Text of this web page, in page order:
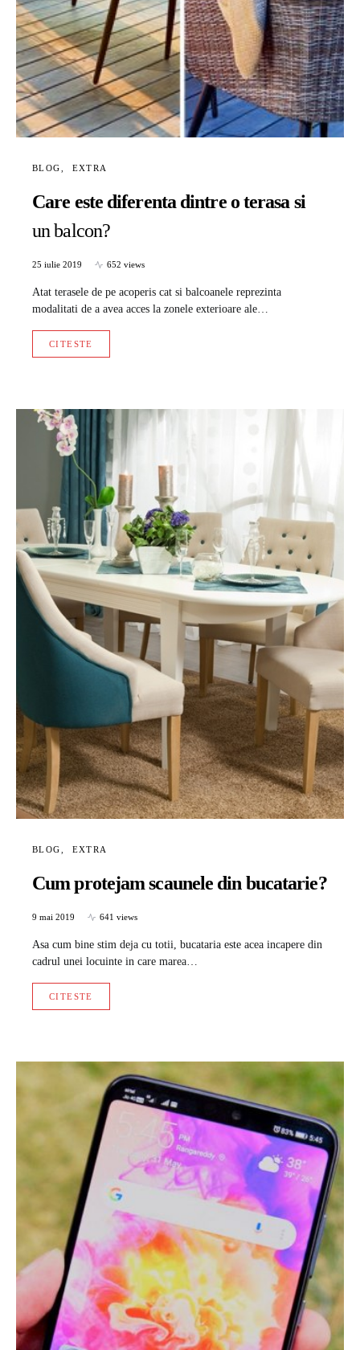
BLOG EXTRA
Care este diferenta dintre o terasa si
un balcon?
25 iulie 2019 652 views
Atat terasele de pe acoperis cat si balcoanele reprezinta
modalitati de a avea acces la zonele exterioare ale…
CITESTE
BLOG EXTRA
Cum protejam scaunele din bucatarie?
9 mai 2019 641 views
Asa cum bine stim deja cu totii, bucataria este acea incapere din
cadrul unei locuinte in care marea…
CITESTE